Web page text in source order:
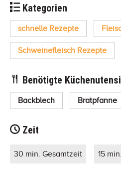
Kategorien
schnelle Rezepte
Schweinefleisch Rezepte
Benötigte
Backblech Bratpfanne
Zeit
30 min. Gesamtzeit 15